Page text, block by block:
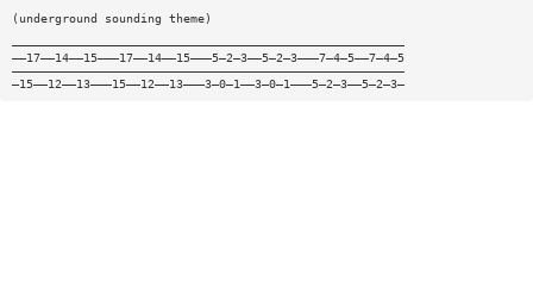
(underground sounding theme)
———————————————————————————————————————————————————————
——17——14——15———17——14——15———5—2—3——5—2—3———7—4—5——7—4—5
———————————————————————————————————————————————————————
—15——12——13———15——12——13———3—0—1——3—0—1———5—2—3——5—2—3—